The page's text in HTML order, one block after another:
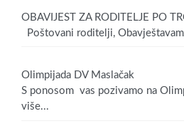
OBAVIJEST ZA RODITELJE PO
Poštovani roditelji,
Olimpijada DV Maslačak
S ponosom vas pozivamo na
više...